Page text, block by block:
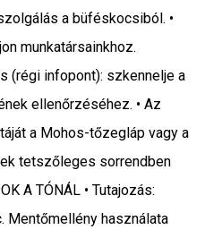
a büféskocsiból. •
munkatársainkhoz.
(régi infopont): szkennelje a
ellenőrzéséhez. • Az
a Mohos-tőzegláp vagy a
tetszőleges sorrendben
A TÓNÁL • Tutajozás:
Mentőmellény használata